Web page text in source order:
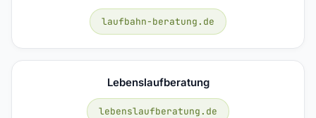
laufbahn-beratung.de
Lebenslaufberatung
lebenslaufberatung.de